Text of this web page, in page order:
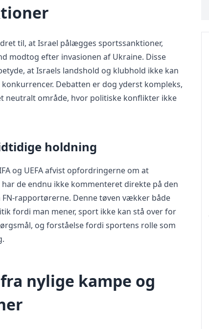
til, at Israel pålægges sportssanktioner,
modtog efter invasionen af Ukraine. Disse
at Israels landshold og klubhold ikke kan
Debatten er dog yderst kompleks,
neutralt område, hvor politiske konflikter ikke
holdning
og UEFA afvist opfordringerne om at
de endnu ikke kommenteret direkte på den
rapportørerne. Denne tøven vækker både
fordi man mener, sport ikke kan stå over for
og forståelse fordi sportens rolle som
nylige kampe og